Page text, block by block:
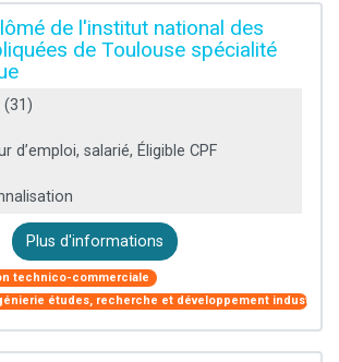
de l'institut national des
de Toulouse spécialité
(31)
d’emploi, salarié, Éligible CPF
Plus d'informations
technico-commerciale
études, recherche et développement industriel